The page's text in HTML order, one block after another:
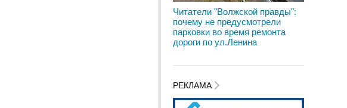
Читатели "Волжской правды":
почему не предусмотрели
парковки во время ремонта
дороги по ул.Ленина
РЕКЛАМА